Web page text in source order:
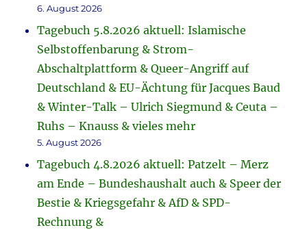
6. August 2026
Tagebuch 5.8.2026 aktuell: Islamische
Selbstoffenbarung & Strom-
Abschaltplattform & Queer-Angriff auf
Deutschland & EU-Ächtung für Jacques Baud
& Winter-Talk – Ulrich Siegmund & Ceuta –
Ruhs – Knauss & vieles mehr
5. August 2026
Tagebuch 4.8.2026 aktuell: Patzelt – Merz
am Ende – Bundeshaushalt auch & Speer der
Bestie & Kriegsgefahr & AfD & SPD-
Rechnung &